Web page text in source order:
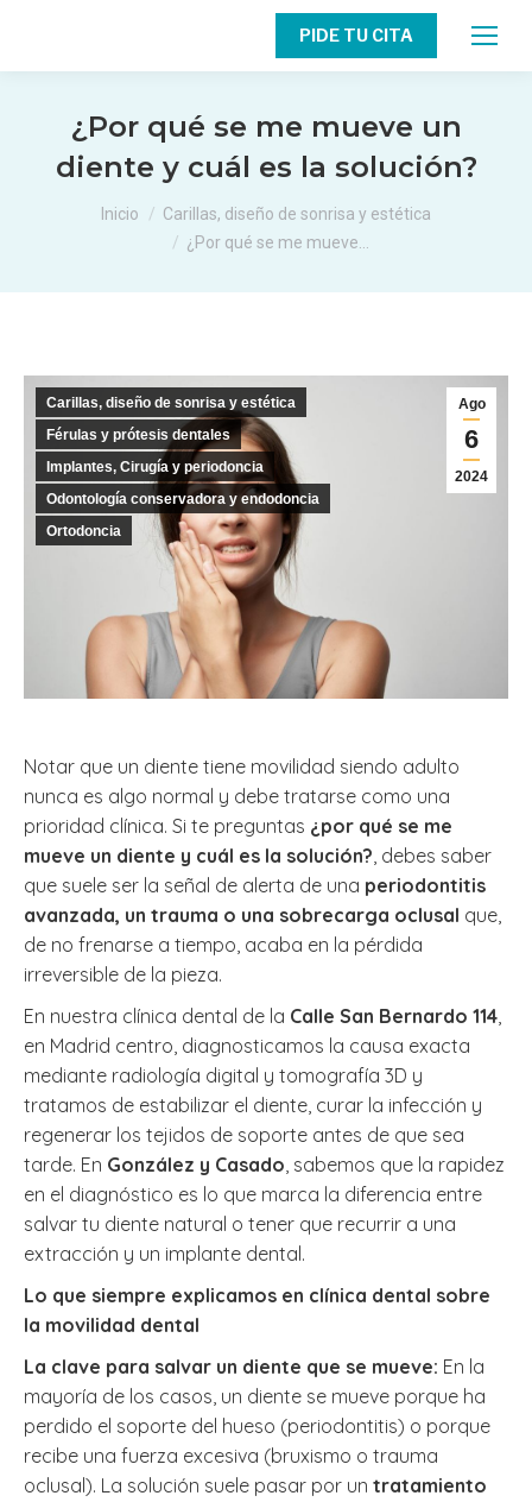
PIDE TU CITA
¿Por qué se me mueve un
diente y cuál es la solución?
Estás aquí:Inicio
Carillas, diseño de sonrisa y estética
¿Por qué se me mueve…
Ago
6
2024
Carillas, diseño de sonrisa y estética
Férulas y prótesis dentales
Implantes, Cirugía y periodoncia
Odontología conservadora y endodoncia
Ortodoncia
Notar que un diente tiene movilidad siendo adulto
nunca es algo normal y debe tratarse como una
prioridad clínica. Si te preguntas ¿por qué se me
mueve un diente y cuál es la solución?, debes saber
que suele ser la señal de alerta de una periodontitis
avanzada, un trauma o una sobrecarga oclusal que,
de no frenarse a tiempo, acaba en la pérdida
irreversible de la pieza.
En nuestra clínica dental de la Calle San Bernardo 114,
en Madrid centro, diagnosticamos la causa exacta
mediante radiología digital y tomografía 3D y
tratamos de estabilizar el diente, curar la infección y
regenerar los tejidos de soporte antes de que sea
tarde. En González y Casado, sabemos que la rapidez
en el diagnóstico es lo que marca la diferencia entre
salvar tu diente natural o tener que recurrir a una
extracción y un implante dental.
Lo que siempre explicamos en clínica dental sobre
la movilidad dental
La clave para salvar un diente que se mueve: En la
mayoría de los casos, un diente se mueve porque ha
perdido el soporte del hueso (periodontitis) o porque
recibe una fuerza excesiva (bruxismo o trauma
oclusal). La solución suele pasar por un tratamiento